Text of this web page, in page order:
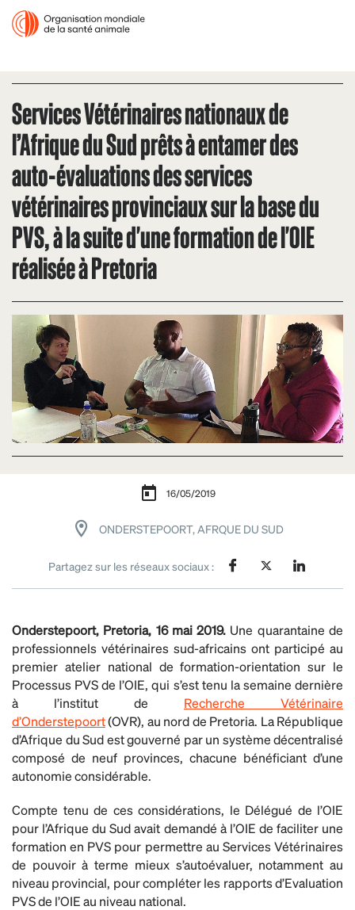
Services Vétérinaires nationaux de
l’Afrique du Sud prêts à entamer des
auto-évaluations des services
vétérinaires provinciaux sur la base du
PVS, à la suite d'une formation de l'OIE
réalisée à Pretoria
16/05/2019
ONDERSTEPOORT, AFRQUE DU SUD
Partagez sur les réseaux sociaux :
Onderstepoort, Pretoria, 16 mai 2019. Une quarantaine de
professionnels vétérinaires sud-africains ont participé au
premier atelier national de formation-orientation sur le
Processus PVS de l’OIE, qui s’est tenu la semaine dernière
à l’institut de Recherche Vétérinaire
d’Onderstepoort(OVR), au nord de Pretoria. La République
d’Afrique du Sud est gouverné par un système décentralisé
composé de neuf provinces, chacune bénéficiant d’une
autonomie considérable.
Compte tenu de ces considérations, le Délégué de l’OIE
pour l’Afrique du Sud avait demandé à l’OIE de faciliter une
formation en PVS pour permettre au Services Vétérinaires
de pouvoir à terme mieux s’autoévaluer, notamment au
niveau provincial, pour compléter les rapports d’Evaluation
PVS de l’OIE au niveau national.